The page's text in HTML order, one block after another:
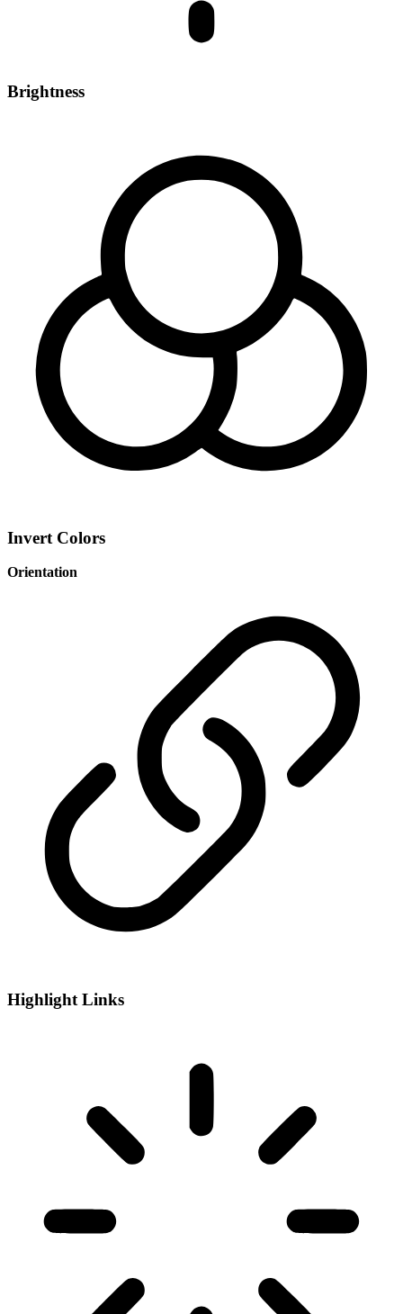
Brightness
Invert Colors
Orientation
Highlight Links